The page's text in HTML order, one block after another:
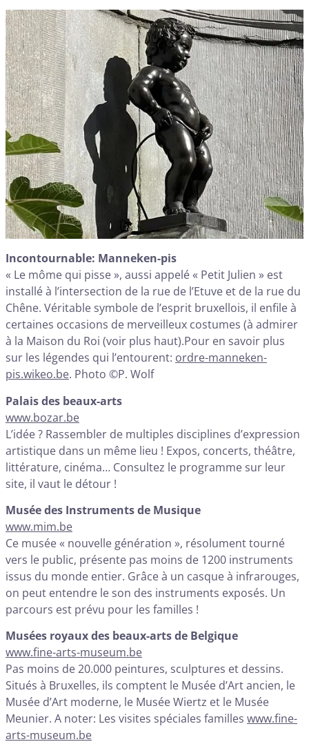
Incontournable: Manneken-pis
« Le môme qui pisse », aussi appelé « Petit Julien » est
installé à l’intersection de la rue de l’Etuve et de la rue du
Chêne. Véritable symbole de l’esprit bruxellois, il enfile à
certaines occasions de merveilleux costumes (à admirer
à la Maison du Roi (voir plus haut).Pour en savoir plus
sur les légendes qui l’entourent: ordre-manneken-
pis.wikeo.be. Photo ©P. Wolf
Palais des beaux-arts
www.bozar.be
L’idée ? Rassembler de multiples disciplines d’expression
artistique dans un même lieu ! Expos, concerts, théâtre,
littérature, cinéma… Consultez le programme sur leur
site, il vaut le détour !
Musée des Instruments de Musique
www.mim.be
Ce musée « nouvelle génération », résolument tourné
vers le public, présente pas moins de 1200 instruments
issus du monde entier. Grâce à un casque à infrarouges,
on peut entendre le son des instruments exposés. Un
parcours est prévu pour les familles !
Musées royaux des beaux-arts de Belgique
www.fine-arts-museum.be
Pas moins de 20.000 peintures, sculptures et dessins.
Situés à Bruxelles, ils comptent le Musée d’Art ancien, le
Musée d’Art moderne, le Musée Wiertz et le Musée
Meunier. A noter: Les visites spéciales familles www.fine-
arts-museum.be